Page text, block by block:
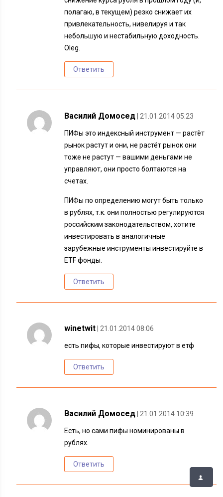
полагаю, в текущем) резко снижает их
привлекательность, нивелируя и так
небольшую и нестабильную доходность.
Oleg.
Ответить
Василий Домосед | 21.01.2014 05:23
ПИФы это индексный инструмент — растёт
рынок растут и они, не растёт рынок они
тоже не растут — вашими деньгами не
управляют, они просто болтаются на
счетах.
ПИФы по определению могут быть только
в рублях, т.к. они полностью регулируются
российским законодательством, хотите
инвестировать в аналогичные
зарубежные инструменты инвестируйте в
ETF фонды.
Ответить
winetwit | 21.01.2014 08:06
есть пифы, которые инвестируют в етф
Ответить
Василий Домосед | 21.01.2014 10:39
Есть, но сами пифы номинированы в
рублях.
Ответить